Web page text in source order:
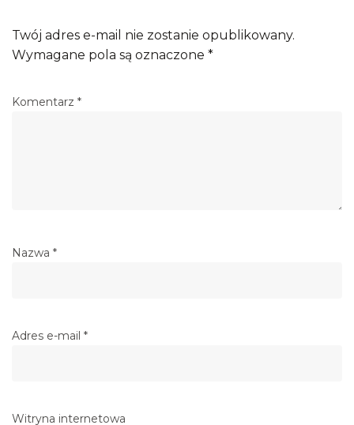
Twój adres e-mail nie zostanie opublikowany.
Wymagane pola są oznaczone *
Komentarz *
Nazwa *
Adres e-mail *
Witryna internetowa